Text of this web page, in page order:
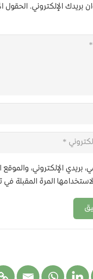
بريدك الإلكتروني. الحقول
بريدي الإلكتروني، والموقع
المرة المقبلة في